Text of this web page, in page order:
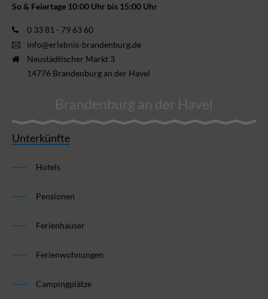
So & Feiertage 10:00 Uhr bis 15:00 Uhr
0 33 81 - 79 63 60
info@erlebnis-brandenburg.de
Neustädtischer Markt 3
14776 Brandenburg an der Havel
Brandenburg an der Havel
Unterkünfte
Hotels
Pensionen
Ferienhäuser
Ferienwohnungen
Campingplätze